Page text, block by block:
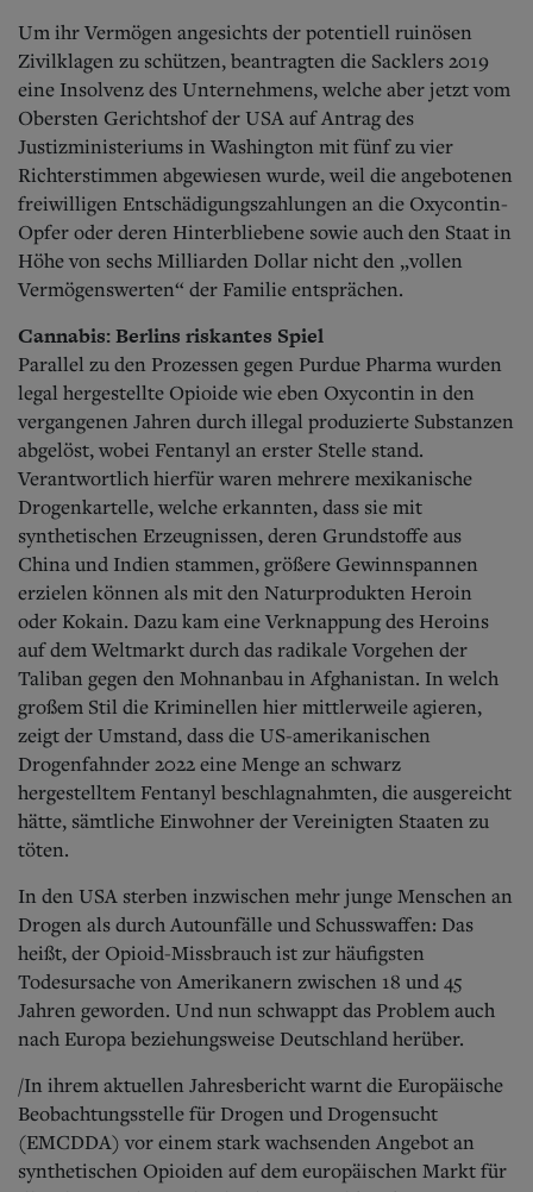
Um ihr Vermögen angesichts der potentiell ruinösen
Zivilklagen zu schützen, beantragten die Sacklers 2019
eine Insolvenz des Unternehmens, welche aber jetzt vom
Obersten Gerichtshof der USA auf Antrag des
Justizministeriums in Washington mit fünf zu vier
Richterstimmen abgewiesen wurde, weil die angebotenen
freiwilligen Entschädigungszahlungen an die Oxycontin-
Opfer oder deren Hinterbliebene sowie auch den Staat in
Höhe von sechs Milliarden Dollar nicht den „vollen
Vermögenswerten“ der Familie entsprächen.
Cannabis: Berlins riskantes Spiel
Parallel zu den Prozessen gegen Purdue Pharma wurden
legal hergestellte Opioide wie eben Oxycontin in den
vergangenen Jahren durch illegal produzierte Substanzen
abgelöst, wobei Fentanyl an erster Stelle stand.
Verantwortlich hierfür waren mehrere mexikanische
Drogenkartelle, welche erkannten, dass sie mit
synthetischen Erzeugnissen, deren Grundstoffe aus
China und Indien stammen, größere Gewinnspannen
erzielen können als mit den Naturprodukten Heroin
oder Kokain. Dazu kam eine Verknappung des Heroins
auf dem Weltmarkt durch das radikale Vorgehen der
Taliban gegen den Mohnanbau in Afghanistan. In welch
großem Stil die Kriminellen hier mittlerweile agieren,
zeigt der Umstand, dass die US-amerikanischen
Drogenfahnder 2022 eine Menge an schwarz
hergestelltem Fentanyl beschlagnahmten, die ausgereicht
hätte, sämtliche Einwohner der Vereinigten Staaten zu
töten.
In den USA sterben inzwischen mehr junge Menschen an
Drogen als durch Autounfälle und Schusswaffen: Das
heißt, der Opioid-Missbrauch ist zur häufigsten
Todesursache von Amerikanern zwischen 18 und 45
Jahren geworden. Und nun schwappt das Problem auch
nach Europa beziehungsweise Deutschland herüber.
/In ihrem aktuellen Jahresbericht warnt die Europäische
Beobachtungsstelle für Drogen und Drogensucht
(EMCDDA) vor einem stark wachsenden Angebot an
synthetischen Opioiden auf dem europäischen Markt für